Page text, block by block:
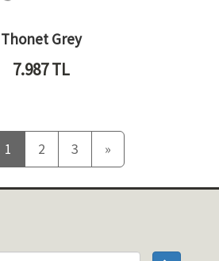
Thonet Grey
7.987TL
1 2 3 »Sonraki